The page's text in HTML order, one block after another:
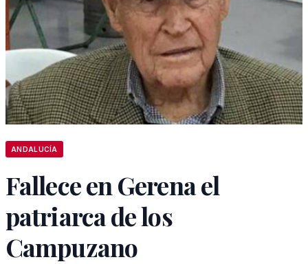
ANDALUCÍA
Fallece en Gerena el
patriarca de los
Campuzano